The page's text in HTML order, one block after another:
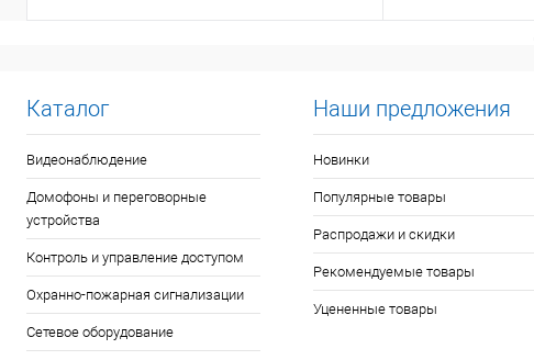
Каталог
Видеонаблюдение
Домофоны и переговорные
устройства
Контроль и управление доступом
Охранно-пожарная сигнализации
Сетевое оборудование
Наши предложения
Новинки
Популярные товары
Распродажи и скидки
Рекомендуемые товары
Уцененные товары